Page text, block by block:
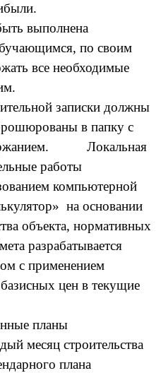
выполнена
по своим
все необходимые
записки должны
в папку с
Локальная
работы
компьютерной
на основании
объекта, нормативных
разрабатывается
с применением
цен в текущие
планы
месяц строительства
плана